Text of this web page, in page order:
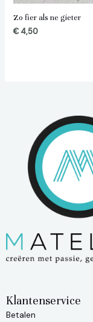
Zo fier als ne gieter
€4,50
Klantenservice
Betalen